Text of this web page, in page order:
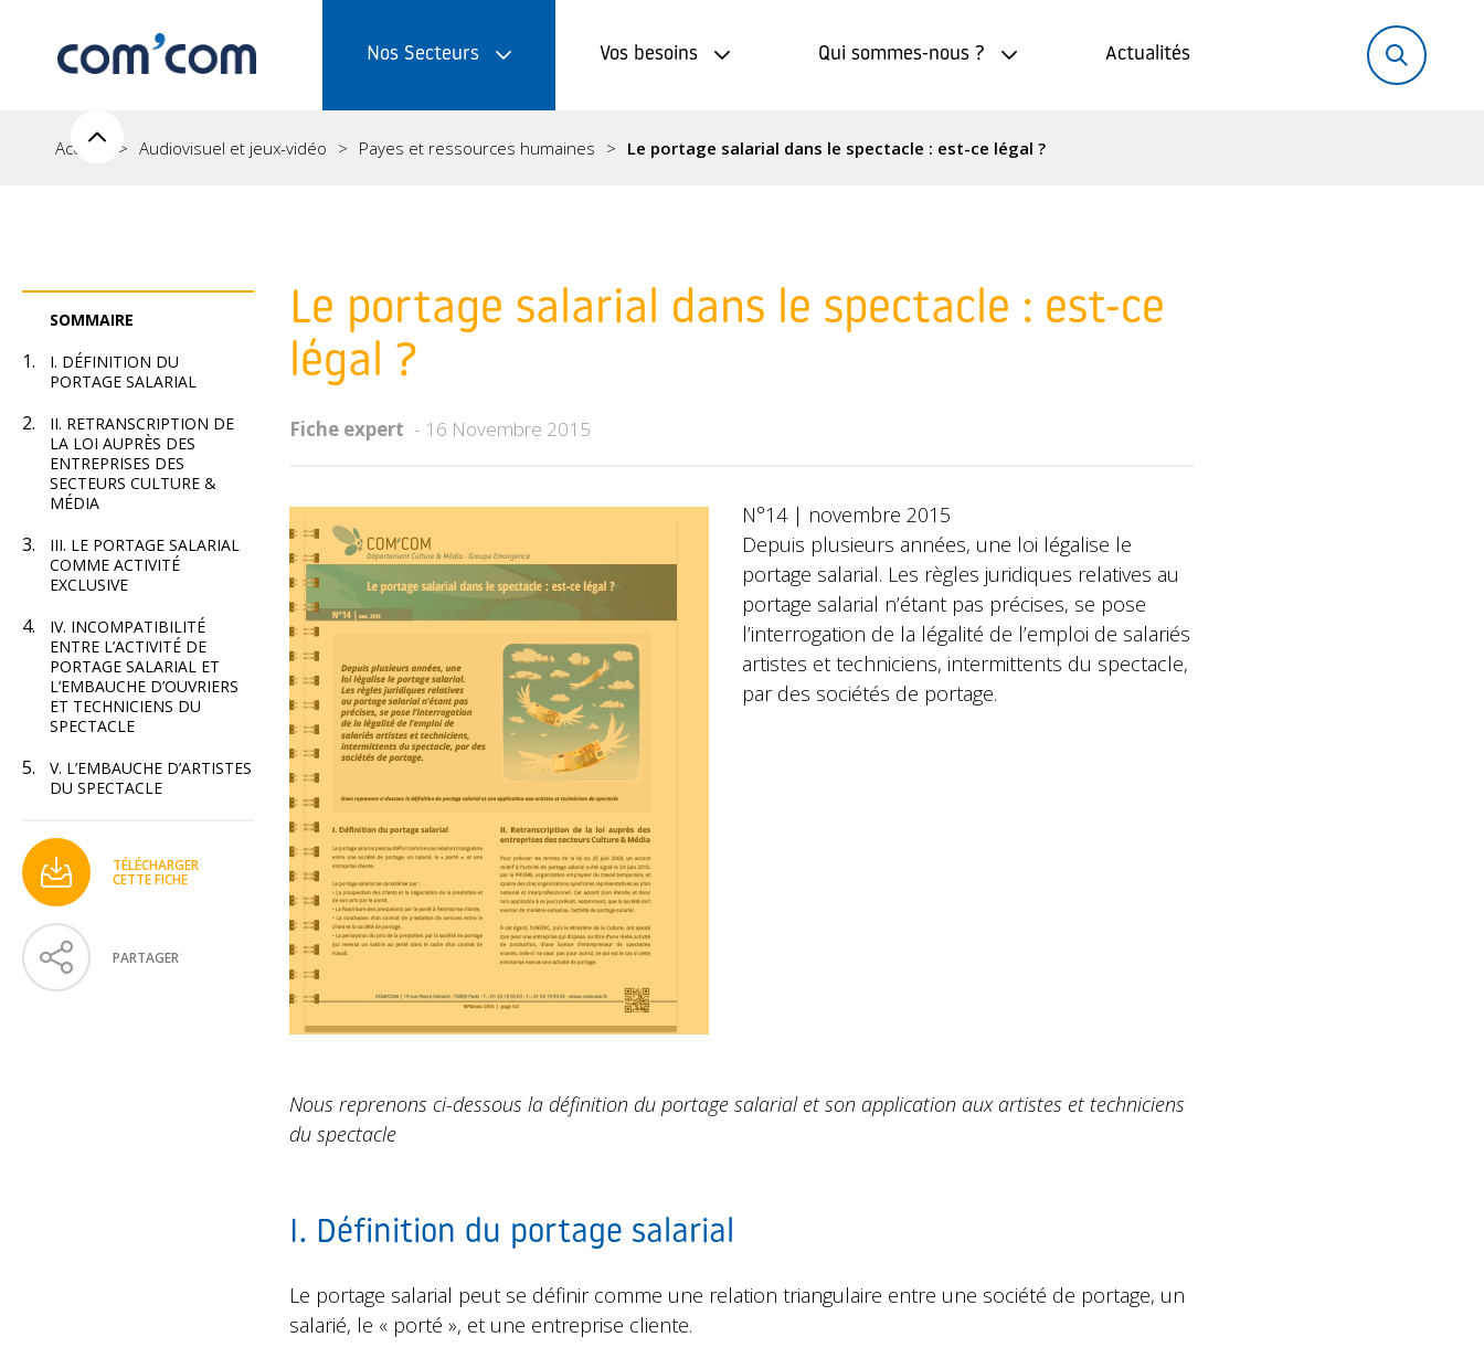
Nos Secteurs Vos besoins Qui sommes-nous ? Actualités
Rechercher:
Accueil Audiovisuel et jeux-vidéo Payes et ressources humaines Le portage salarial dans le spectacle : est-ce légal ?
Le portage salarial dans le spectacle : est-ce
légal ?
Fiche expert 16 Novembre 2015
SOMMAIRE
I. DÉFINITION DU
PORTAGE SALARIAL
II. RETRANSCRIPTION DE
LA LOI AUPRÈS DES
ENTREPRISES DES
SECTEURS CULTURE &
MÉDIA
III. LE PORTAGE SALARIAL
COMME ACTIVITÉ
EXCLUSIVE
IV. INCOMPATIBILITÉ
ENTRE L’ACTIVITÉ DE
PORTAGE SALARIAL ET
L’EMBAUCHE D’OUVRIERS
ET TECHNICIENS DU
SPECTACLE
V. L’EMBAUCHE D’ARTISTES
DU SPECTACLE
TÉLÉCHARGER
CETTE FICHE
PARTAGER
N°14 | novembre 2015
Depuis plusieurs années, une loi légalise le
portage salarial. Les règles juridiques relatives au
portage salarial n’étant pas précises, se pose
l’interrogation de la légalité de l’emploi de salariés
artistes et techniciens, intermittents du spectacle,
par des sociétés de portage.
Nous reprenons ci-dessous la définition du portage salarial et son application aux artistes et techniciens
du spectacle
I. Définition du portage salarial
Le portage salarial peut se définir comme une relation triangulaire entre une société de portage, un
salarié, le « porté », et une entreprise cliente.